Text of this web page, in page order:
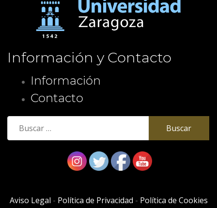
Información y Contacto
Información
Contacto
Buscar:
Aviso Legal - Política de Privacidad - Política de Cookies